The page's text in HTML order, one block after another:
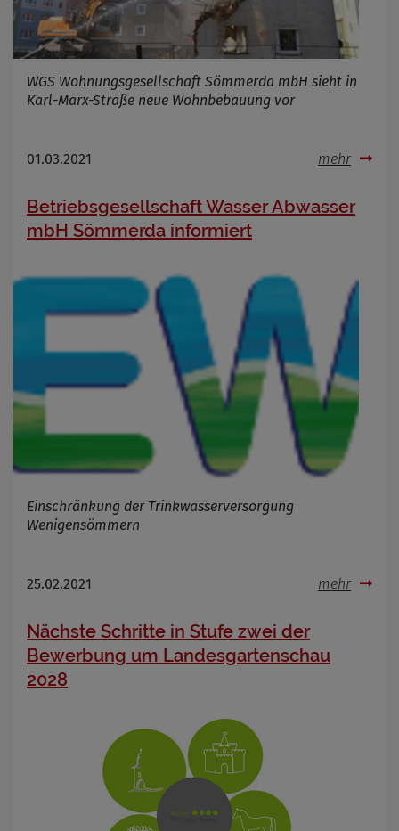
WGS Wohnungsgesellschaft Sömmerda mbH sieht in
Karl-Marx-Straße neue Wohnbebauung vor
01.03.2021 mehr
Betriebsgesellschaft Wasser Abwasser
mbH Sömmerda informiert
Einschränkung der Trinkwasserversorgung
Wenigensömmern
25.02.2021 mehr
Nächste Schritte in Stufe zwei der
Bewerbung um Landesgartenschau
2028